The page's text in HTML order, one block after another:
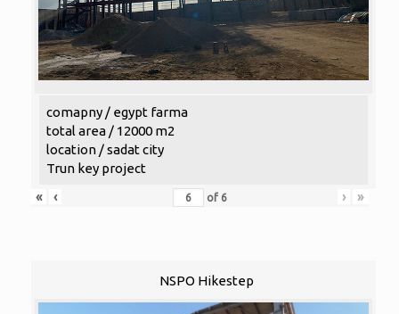
comapny / egypt farma
total area / 12000 m2
location / sadat city
Trun key project
«
‹ of 6 › »
NSPO Hikestep